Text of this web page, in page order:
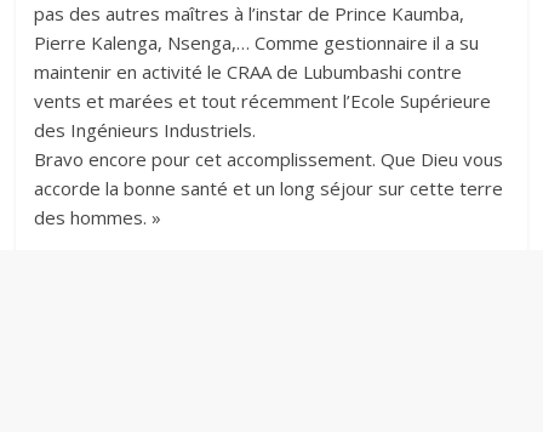
pas des autres maîtres à l’instar de Prince Kaumba,
Pierre Kalenga, Nsenga,… Comme gestionnaire il a su
maintenir en activité le CRAA de Lubumbashi contre
vents et marées et tout récemment l’Ecole Supérieure
des Ingénieurs Industriels.
Bravo encore pour cet accomplissement. Que Dieu vous
accorde la bonne santé et un long séjour sur cette terre
des hommes. »